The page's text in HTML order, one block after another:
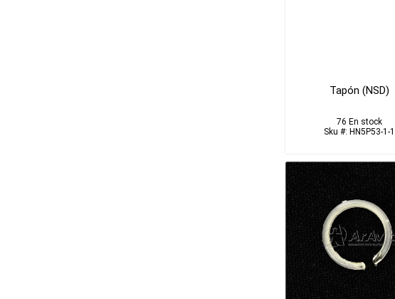
Tapón (NSD)
76 En stock
Sku #: HN5P53-1-1